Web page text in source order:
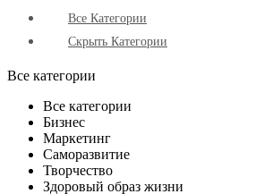
Все Категории
Скрыть Категории
Все категории
Все категории
Бизнес
Маркетинг
Саморазвитие
Творчество
Здоровый образ жизни